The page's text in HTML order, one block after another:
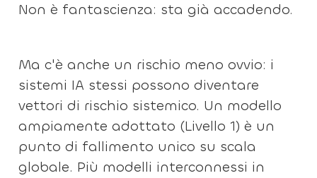
Non è fantascienza: sta già accadendo.
Ma c'è anche un rischio meno ovvio: i
sistemi IA stessi possono diventare
vettori di rischio sistemico. Un modello
ampiamente adottato (Livello 1) è un
punto di fallimento unico su scala
globale. Più modelli interconnessi in